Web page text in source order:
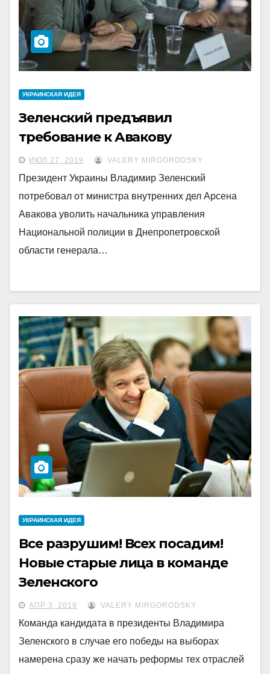
УКРАИНCКАЯ ИДЕЯ
Зеленский предъявил
требование к Авакову
ИЮЛ 27, 2019 VALERY MIRGORODSKY
Президент Украины Владимир Зеленский
потребовал от министра внутренних дел Арсена
Авакова уволить начальника управления
Национальной полиции в Днепропетровской
области генерала…
УКРАИНCКАЯ ИДЕЯ
Все разрушим! Всех посадим!
Новые старые лица в команде
Зеленского
АПР 3, 2019 VALERY MIRGORODSKY
Команда кандидата в президенты Владимира
Зеленского в случае его победы на выборах
намерена сразу же начать реформы тех отраслей